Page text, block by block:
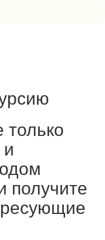
только
получите